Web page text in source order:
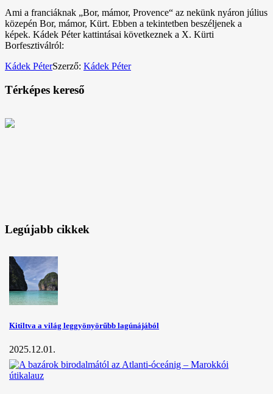
Ami a franciáknak „Bor, mámor, Provence“ az nekünk nyáron július
közepén Bor, mámor, Kürt. Ebben a tekintetben beszéljenek a
képek. Kádek Péter kattintásai következnek a X. Kürti
Borfesztiválról:
Kádek PéterSzerző: Kádek Péter
Térképes kereső
Legújabb cikkek
Kitiltva a világ leggyönyörűbb lagúnájából
2025.12.01.